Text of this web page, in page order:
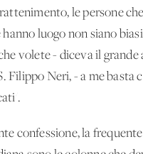
le persone
hanno luogo non siano
volete - diceva il grande
Neri, - a me basta
confessione, la